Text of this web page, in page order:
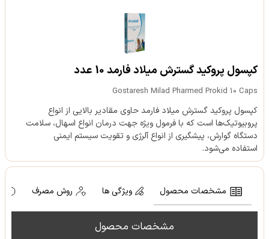
کپسول پروکید گسترش میلاد فارمد 10 عدد
Gostaresh Milad Pharmed Prokid 10 Caps
کپسول پروکید گسترش میلاد فارمد حاوی مقادیر بالایی از انواع
پروبیوتیک‌ها است که با فرمول ویژه جهت درمان انواع اسهال، سلامت
دستگاه گوارش، پیشگیری از انواع آلرژی و تقویت سیستم ایمنی
استفاده می‌شود.
مشخصات محصول ویژگی ها روش مصرف
مشخصات محصول